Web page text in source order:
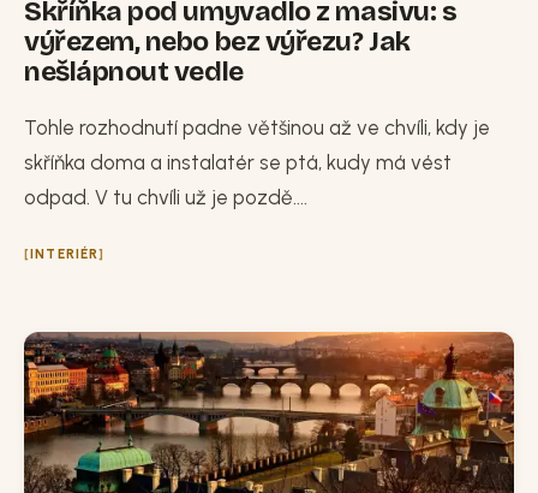
Skříňka pod umyvadlo z masivu: s
výřezem, nebo bez výřezu? Jak
nešlápnout vedle
Tohle rozhodnutí padne většinou až ve chvíli, kdy je
skříňka doma a instalatér se ptá, kudy má vést
odpad. V tu chvíli už je pozdě....
INTERIÉR